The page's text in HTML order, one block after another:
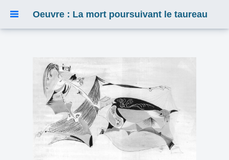
Oeuvre : La mort poursuivant le taureau